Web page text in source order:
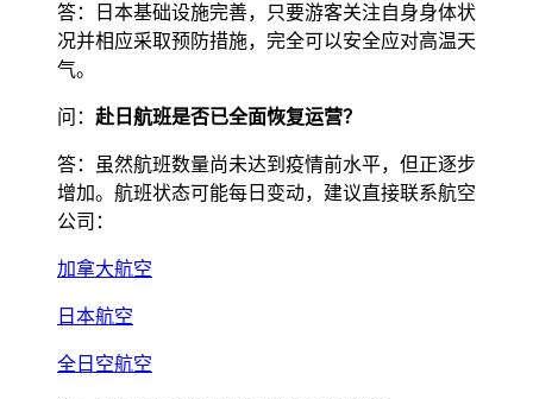
答：日本基础设施完善，只要游客关注自身身体状
况并相应采取预防措施，完全可以安全应对高温天
气。
问： 赴日航班是否已全面恢复运营？
答：虽然航班数量尚未达到疫情前水平，但正逐步
增加。航班状态可能每日变动，建议直接联系航空
公司：
加拿大航空
日本航空
全日空航空